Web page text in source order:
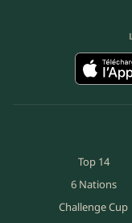
Top 14
6 Nations
Challenge Cup